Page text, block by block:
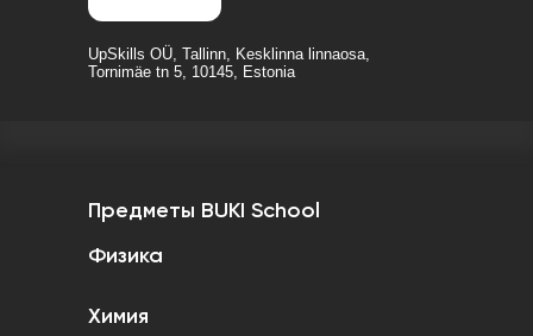
UpSkills OÜ, Tallinn, Kesklinna linnaosa,
Tornimäe tn 5, 10145, Estonia
Предметы BUKI School
Физика
Химия